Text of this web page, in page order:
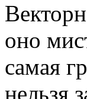
оно
самая
нельзя